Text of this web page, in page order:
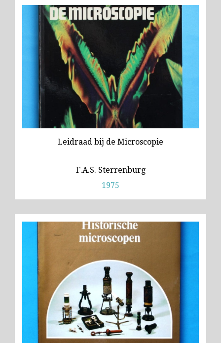
Leidraad bij de Microscopie
F.A.S. Sterrenburg
1975